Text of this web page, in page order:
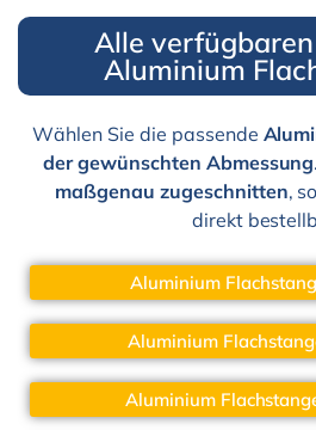
Alle
Aluminium
Wählen Sie die passende
der gewünschten Abmessung
maßgenau zugeschnitten,
direkt
Aluminium
Aluminium
Aluminium